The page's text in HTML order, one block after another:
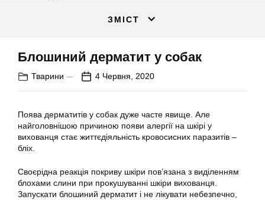
ЗМІСТ
Блошиний дерматит у собак
Тварини 4 Червня, 2020
Поява дерматитів у собак дуже часте явище. Але
найголовнішою причиною появи алергії на шкірі у
вихованця стає життєдіяльність кровосисних паразитів –
бліх.
Своєрідна реакція покриву шкіри пов’язана з виділенням
блохами слини при прокушуванні шкіри вихованця.
Запускати блошиний дерматит і не лікувати небезпечно,